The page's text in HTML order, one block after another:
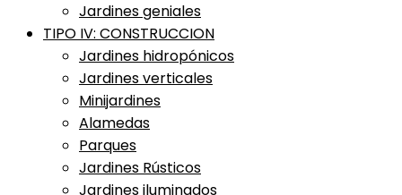
Jardines geniales
TIPO IV: CONSTRUCCION
Jardines hidropónicos
Jardines verticales
Minijardines
Alamedas
Parques
Jardines Rústicos
Jardines iluminados